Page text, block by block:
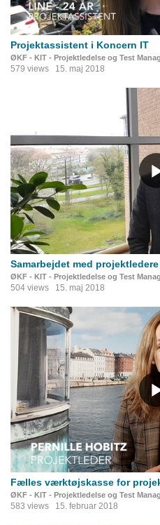
Projektassistent i Koncern IT
ØKF - KIT - Projektledelse og Test
579 views 15. maj 2018
Samarbejdet med projektledere
ØKF - KIT - Projektledelse og Test
504 views 15. maj 2018
Fælles værktøjskasse for
ØKF - KIT - Projektledelse og Test
583 views 15. februar 2018